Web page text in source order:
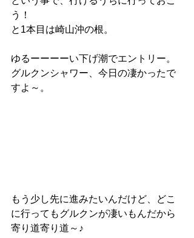
う！
と1本目は崎山沖の根。
ゆるーーーーい下げ潮でエントリー。
グルクンシャワー、今日の凄かったで
すよ～。
もう少し先に進みたいんだけど、どこ
に行ってもグルクンが凄いもんだから
寄り道寄り道～♪